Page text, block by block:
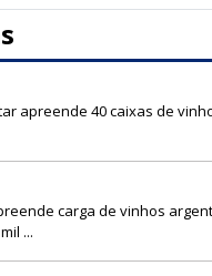
apreende 40 caixas de
carga de vinhos
...